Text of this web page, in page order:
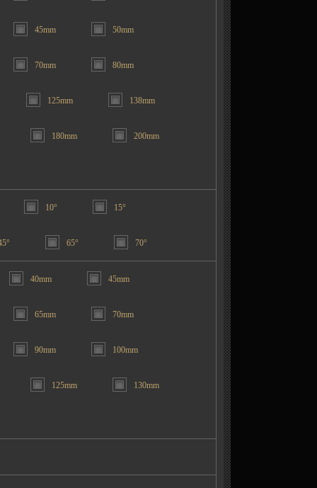
45mm 50mm
70mm 80mm
125mm 138mm
180mm 200mm
10° 15°
65° 70°
40mm 45mm
65mm 70mm
90mm 100mm
125mm 130mm